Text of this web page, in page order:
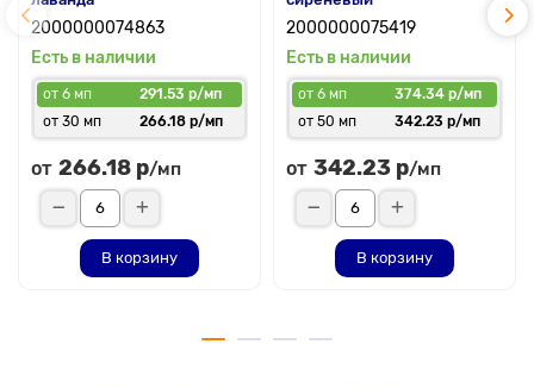
2000000074863
Есть в наличии
от 6 мп
291.53 р/мп
от 30 мп
266.18 р/мп
от 266.18 р/мп
В корзину
2000000075419
Есть в наличии
от 6 мп
374.34 р/мп
от 50 мп
342.23 р/мп
от 342.23 р/мп
В корзину